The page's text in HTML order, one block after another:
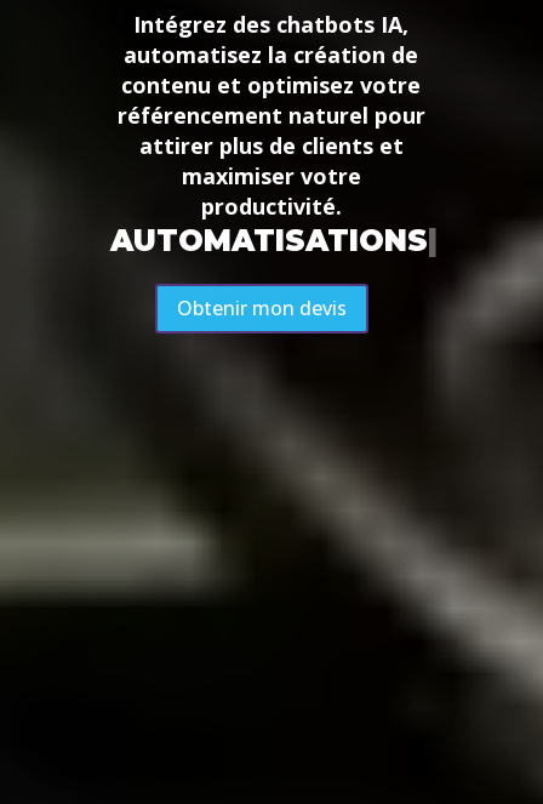
Intégrez des chatbots IA,
automatisez la création de
contenu et optimisez votre
référencement naturel pour
attirer plus de clients et
maximiser votre
productivité.
SEO|
Obtenir mon devis